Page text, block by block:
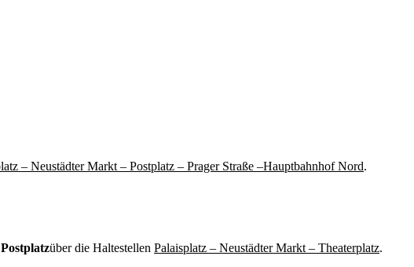
– Neustädter Markt – Postplatz – Prager Straße –Hauptbahnhof Nord.
Postplatzüber die Haltestellen Palaisplatz – Neustädter Markt – Theaterplatz.